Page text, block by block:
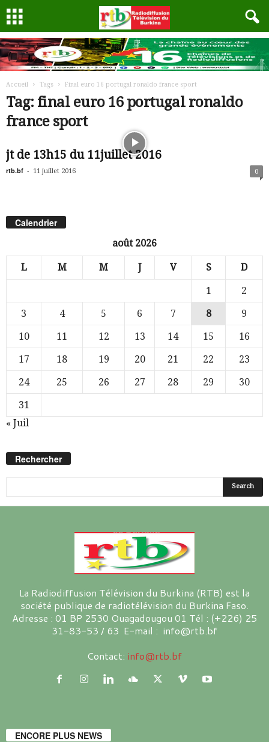
Accueil Tags Final euro 16 portugal ronaldo france sport
Tag: final euro 16 portugal ronaldo
france sport
jt de 13h15 du 11juillet 2016
rtb.bf - 11 juillet 2016 0
Calendrier
août 2026
L M M J V S D
1
2
3
4 5 6 7 8
9
10
11 12 13 14 15
16
17
18 19 20 21 22
23
24
25 26 27 28 29
30
31
« Juil
Rechercher
La Radiodiffusion Télévision du Burkina (RTB) est la
société publique de radiotélévision du Burkina Faso.
Adresse : 01 BP 2530 Ouagadougou 01 Tél : (+226) 25
31-83-53 / 63 E-mail : info@rtb.bf
Contact: info@rtb.bf
ENCORE PLUS NEWS